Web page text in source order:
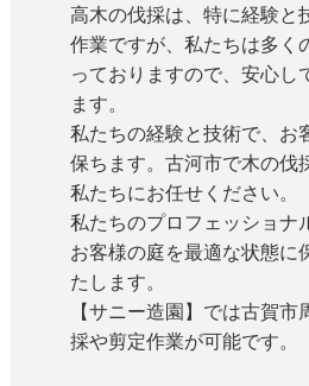
高木の伐採は、特に経験と
作業ですが、私たちは多く
っておりますので、安心し
ます。
私たちの経験と技術で、お
保ちます。古河市で木の伐
私たちにお任せください。
私たちのプロフェッショナ
お客様の庭を最適な状態に
たします。
【サニー造園】では古賀
採や剪定作業が可能です。